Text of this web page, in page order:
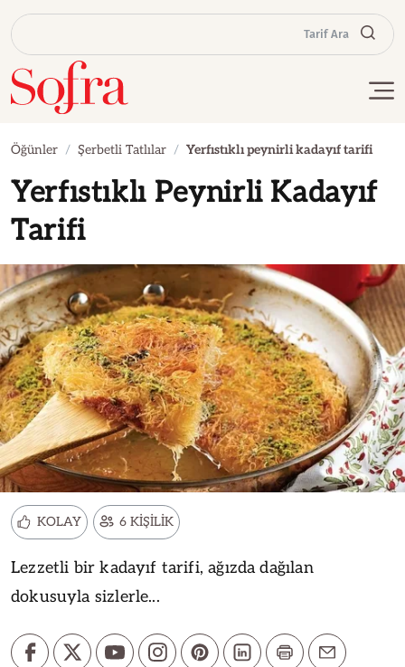
Tarif Ara
Öğünler Şerbetli Tatlılar Yerfıstıklı peynirli kadayıf tarifi
Yerfıstıklı Peynirli Kadayıf
Tarifi
KOLAY 6 KİŞİLİK
Lezzetli bir kadayıf tarifi, ağızda dağılan
dokusuyla sizlerle...